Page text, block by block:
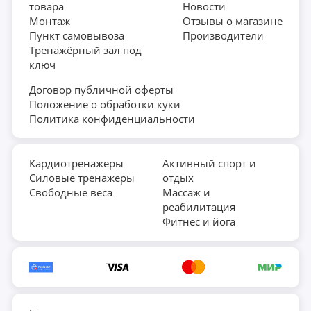
регулировкой уровней нагрузки; • размер в рабочем
состоянии составляет 117x54x135 см; • спортивное
сиденье анатомической формы; • простое управление; •
максимальный вес пользователя до 130 кг.
товара
Монтаж
Пункт самовывоза
Тренажёрный зал под
ключ
Новости
Отзывы о магазине
Производители
Договор публичной оферты
Положение о обработки куки
Политика конфиденциальности
Кардиотренажеры
Силовые тренажеры
Свободные веса
Активный спорт и
отдых
Массаж и
реабилитация
Фитнес и йога